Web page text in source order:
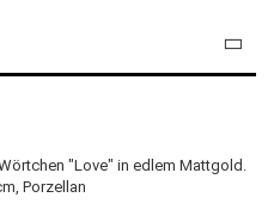
"Love" in edlem Mattgold.
Porzellan